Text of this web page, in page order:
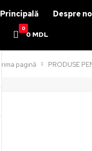
Principală Despre
0
0 MDL
Prima pagină PRODUSE